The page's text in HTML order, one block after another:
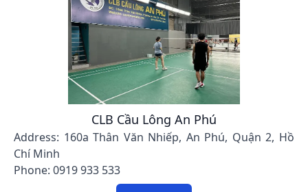
CLB Cầu Lông An Phú
Address: 160a Thân Văn Nhiếp, An Phú, Quận 2, Hồ
Chí Minh
Phone: 0919 933 533